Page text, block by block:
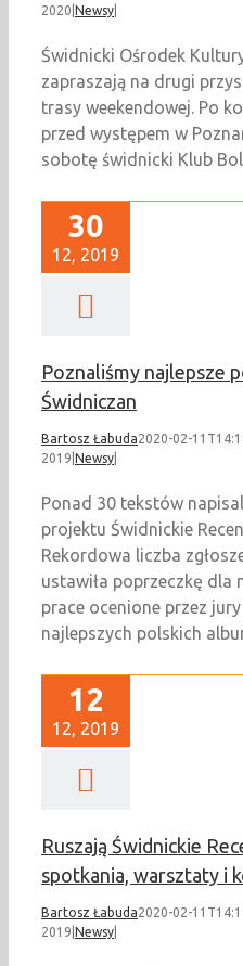
2020 Newsy
Świdnicki Ośrodek
zapraszają na drugi
trasy weekendowej. Po
przed występem w
sobotę świdnicki Klub
30
12, 2019
Poznaliśmy najlepsze
Świdniczan
Bartosz Łabuda2020-02-
2019 Newsy
Ponad 30 tekstów
projektu Świdnickie
Rekordowa liczba
ustawiła poprzeczkę dla
prace ocenione przez
najlepszych polskich
12
12, 2019
Ruszają Świdnickie
spotkania, warsztaty i
Bartosz Łabuda2020-02-
2019 Newsy